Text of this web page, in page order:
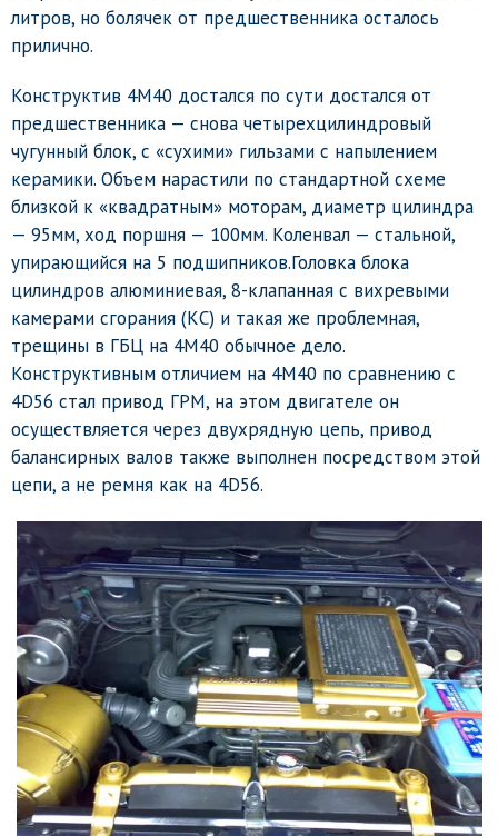
литров, но болячек от предшественника осталось
прилично.
Конструктив 4М40 достался по сути достался от
предшественника — снова четырехцилиндровый
чугунный блок, с «сухими» гильзами с напылением
керамики. Объем нарастили по стандартной схеме
близкой к «квадратным» моторам, диаметр цилиндра
— 95мм, ход поршня — 100мм. Коленвал — стальной,
упирающийся на 5 подшипников.Головка блока
цилиндров алюминиевая, 8-клапанная с вихревыми
камерами сгорания (КС) и такая же проблемная,
трещины в ГБЦ на 4М40 обычное дело.
Конструктивным отличием на 4М40 по сравнению с
4D56 стал привод ГРМ, на этом двигателе он
осуществляется через двухрядную цепь, привод
балансирных валов также выполнен посредством этой
цепи, а не ремня как на 4D56.